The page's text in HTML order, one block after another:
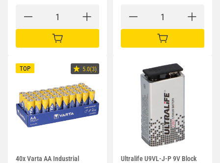
IN DEN WARENKORB IN DEN WARENKORB
TOP 5.0(3)
40x Varta AA Industrial
Ultralife U9VL-J-P 9V Block